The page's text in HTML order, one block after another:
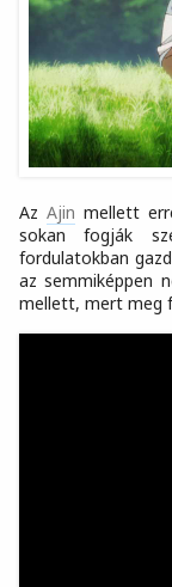
AzAjin mellett
sokan fogják
fordulatokban
az semmiképpen
mellett, mert meg